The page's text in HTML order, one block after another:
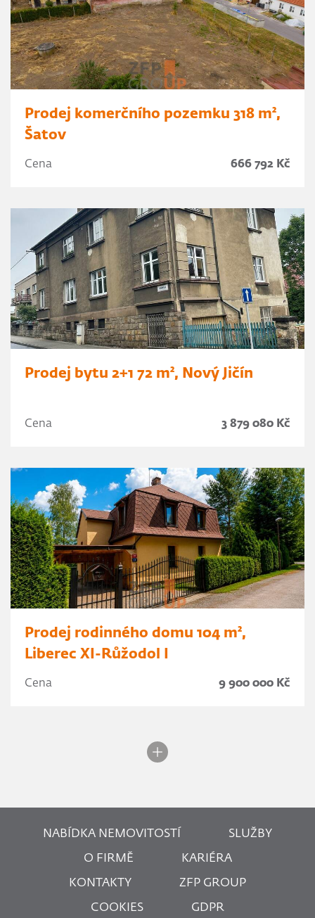
Prodej komerčního pozemku 318 m²,
Šatov
Cena 666 792 Kč
Prodej bytu 2+1 72 m², Nový Jičín
Cena 3 879 080 Kč
Prodej rodinného domu 104 m²,
Liberec XI-Růžodol I
Cena 9 900 000 Kč
NABÍDKA NEMOVITOSTÍ SLUŽBY
O FIRMĚ KARIÉRA
KONTAKTY ZFP GROUP
COOKIES GDPR